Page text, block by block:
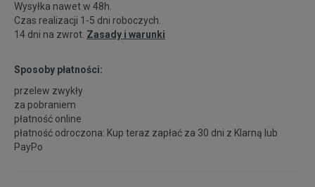
Wysyłka nawet w 48h.
Czas realizacji 1-5 dni roboczych.
14 dni na zwrot. Zasady i warunki
Sposoby płatności:
przelew zwykły
za pobraniem
płatność online
płatność odroczona: Kup teraz zapłać za 30 dni z Klarną lub
PayPo